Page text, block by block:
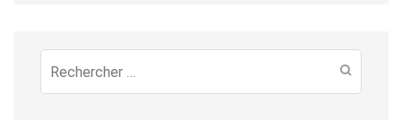
Recherche
pour